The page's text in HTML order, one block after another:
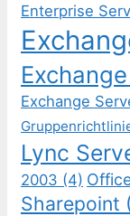
Enterprise
Exchange
Lync
2003 (4)
Sharepoint